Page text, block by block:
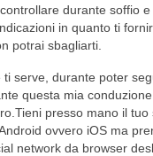
durante soffio
in quanto ti
potrai sbagliarti.
ti serve, durante poter
questa mia
presso mano il tuo
ovvero iOS ma
network da browser